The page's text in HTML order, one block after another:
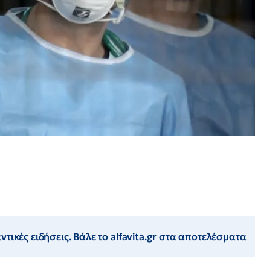
ειδήσεις. Βάλε το alfavita.gr στα αποτελέσματα